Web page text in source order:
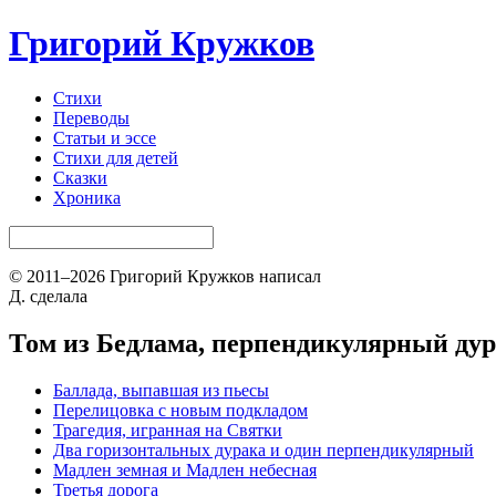
Григорий Кружков
Стихи
Переводы
Статьи и эссе
Стихи для детей
Сказки
Хроника
© 2011–2026 Григорий Кружков написал
Д. сделала
Том из Бедлама, перпендикулярный
Баллада, выпавшая из пьесы
Перелицовка с новым подкладом
Трагедия, игранная на Святки
Два горизонтальных дурака и один перпендикулярный
Мадлен земная и Мадлен небесная
Третья дорога